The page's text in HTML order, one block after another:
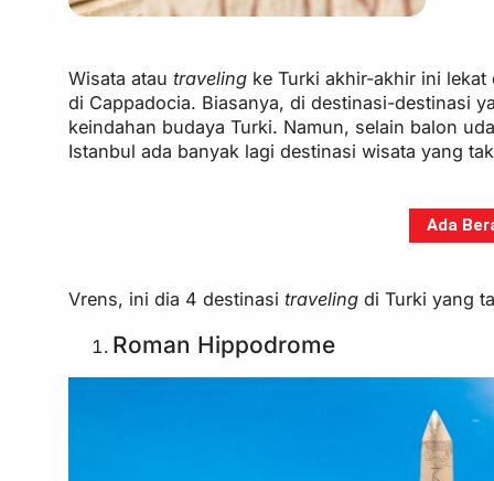
Wisata atautraveling ke Turki akhir-akhir ini
di Cappadocia. Biasanya, di destinasi-destinasi
keindahan budaya Turki. Namun, selain balon
Istanbul ada banyak lagi destinasi wisata yang
Ada
Vrens, ini dia 4 destinasitravelingdi Turki yang
Roman Hippodrome